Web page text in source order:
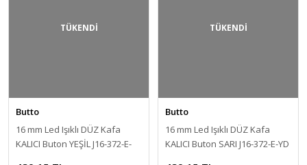
TÜKENDİ
Butto
16 mm Led Işıklı DÜZ Kafa
KALICI Buton YEŞİL J16-372-E-
TÜKENDİ
Butto
16 mm Led Işıklı DÜZ Kafa
KALICI Buton SARI J16-372-E-YD